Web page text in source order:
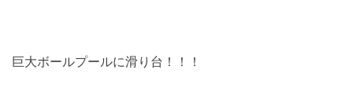
巨大ボールプールに滑り台！！！